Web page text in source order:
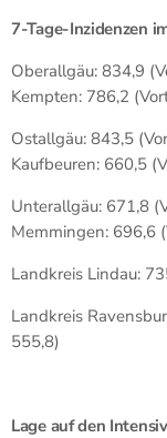
7-Tage-Inzidenzen
Oberallgäu: 834,9
Kempten: 786,2
Ostallgäu: 843,5
Kaufbeuren: 660,5
Unterallgäu: 671,8
Memmingen: 696,6
Landkreis Lindau:
Landkreis
555,8)
Lage auf den